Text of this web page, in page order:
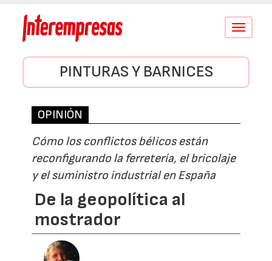
Conmutar
PINTURAS Y BARNICES
OPINIÓN
Cómo los conflictos bélicos están
reconfigurando la ferretería, el bricolaje
y el suministro industrial en España
De la geopolítica al
mostrador